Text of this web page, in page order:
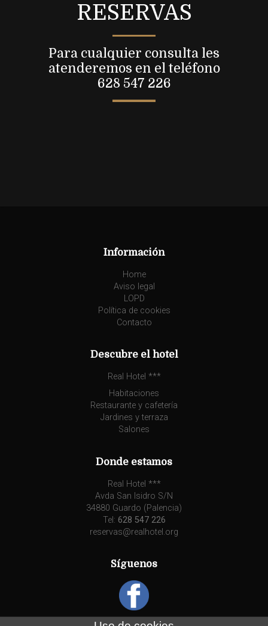
RESERVAS
Para cualquier consulta les
atenderemos en el teléfono
628 547 226
Información
Home
Aviso legal
LOPD
Política de cookies
Contacto
Descubre el hotel
Real Hotel ***
Habitaciones
Restaurante y cafetería
Jardines y terraza
Salones
Donde estamos
Real Hotel ***
Avda San Isidro S/N
34880 Guardo (Palencia)
Tel: 628 547 226
reservas@realhotel.org
Síguenos